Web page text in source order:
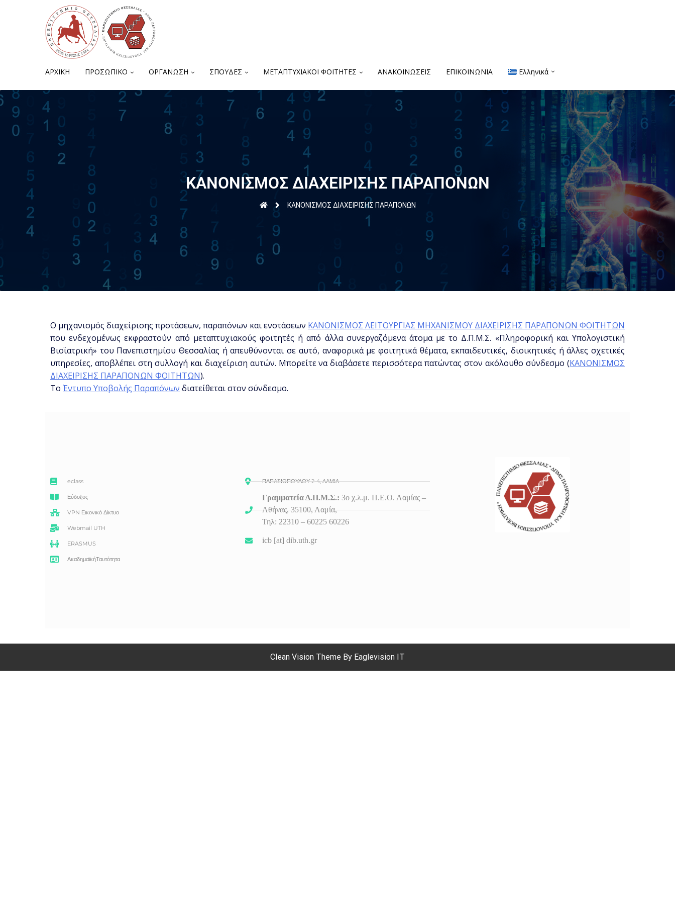
ΑΡΧΙΚΗ ΠΡΟΣΩΠΙΚΟ ΟΡΓΑΝΩΣΗ ΣΠΟΥΔΕΣ ΜΕΤΑΠΤΥΧΙΑΚΟΙ ΦΟΙΤΗΤΕΣ ΑΝΑΚΟΙΝΩΣΕΙΣ ΕΠΙΚΟΙΝΩΝΙΑ Ελληνικά
ΚΑΝΟΝΙΣΜΟΣ ΔΙΑΧΕΙΡΙΣΗΣ ΠΑΡΑΠΟΝΩΝ
ΚΑΝΟΝΙΣΜΟΣ ΔΙΑΧΕΙΡΙΣΗΣ ΠΑΡΑΠΟΝΩΝ
Ο μηχανισμός διαχείρισης προτάσεων, παραπόνων και ενστάσεων ΚΑΝΟΝΙΣΜΟΣ ΛΕΙΤΟΥΡΓΙΑΣ ΜΗΧΑΝΙΣΜΟΥ ΔΙΑΧΕΙΡΙΣΗΣ ΠΑΡΑΠΟΝΩΝ ΦΟΙΤΗΤΩΝ
που ενδεχομένως εκφραστούν από μεταπτυχιακούς φοιτητές ή από άλλα συνεργαζόμενα άτομα με το Δ.Π.Μ.Σ. «Πληροφορική και Υπολογιστική
Βιοϊατρική» του Πανεπιστημίου Θεσσαλίας ή απευθύνονται σε αυτό, αναφορικά με φοιτητικά θέματα, εκπαιδευτικές, διοικητικές ή άλλες σχετικές
υπηρεσίες, αποβλέπει στη συλλογή και διαχείριση αυτών. Μπορείτε να διαβάσετε περισσότερα πατώντας στον ακόλουθο σύνδεσμο (ΚΑΝΟΝΙΣΜΟΣ
ΔΙΑΧΕΙΡΙΣΗΣ ΠΑΡΑΠΟΝΩΝ ΦΟΙΤΗΤΩΝ).
To Έντυπο Υποβολής Παραπόνων διατείθεται στον σύνδεσμο.
eclass
Εύδοξος
VPN Εικονικό Δίκτυο
Webmail UTH
ERASMUS
ΑκαδημαϊκήΤαυτότητα
ΠΑΠΑΣΙΟΠΟΥΛΟΥ 2-4, ΛΑΜΙΑ
Γραμματεία Δ.Π.Μ.Σ.: 3οχ.λ.μ. Π.Ε.Ο. Λαμίας –
Αθήνας, 35100, Λαμία,
Τηλ: 22310 – 60225 60226
icb [at] dib.uth.gr
Clean Vision Theme By Eaglevision IT